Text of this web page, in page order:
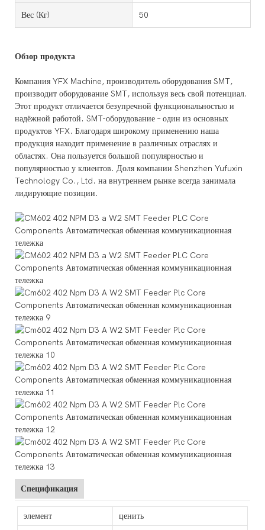
Вес (кг) 50
Обзор продукта
Компания YFX Machine, производитель оборудования SMT,
производит оборудование SMT, используя весь свой потенциал.
Этот продукт отличается безупречной функциональностью и
надёжной работой. SMT-оборудование – один из основных
продуктов YFX. Благодаря широкому применению наша
продукция находит применение в различных отраслях и
областях. Она пользуется большой популярностью и
популярностью у клиентов. Доля компании Shenzhen Yufuxin
Technology Co., Ltd. на внутреннем рынке всегда занимала
лидирующие позиции.
Спецификация
элемент
ценить